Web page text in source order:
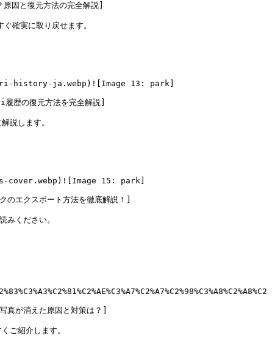
復元方法の完全解説]
確実に取り戻せます。
history-ja.webp)![Image 13: park]
復元方法を完全解説]
説します。
15: park]
スポート方法を徹底解説！]
ください。
消えた原因と対策は？]
ご紹介します。